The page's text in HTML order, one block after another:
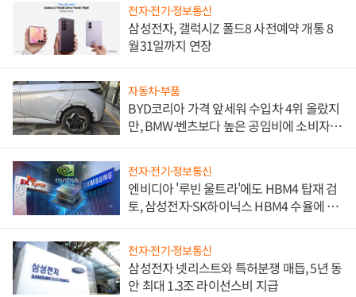
전자·전기·정보통신
삼성전자, 갤럭시Z 폴드8 사전예약 개통 8
월31일까지 연장
자동차·부품
BYD코리아 가격 앞세워 수입차 4위 올랐지
만, BMW·벤츠보다 높은 공임비에 소비자
전자·전기·정보통신
엔비디아 '루빈 울트라'에도 HBM4 탑재 검
토, 삼성전자·SK하이닉스 HBM4 수율에 주
전자·전기·정보통신
삼성전자 넷리스트와 특허분쟁 매듭, 5년 동
안 최대 1.3조 라이선스비 지급